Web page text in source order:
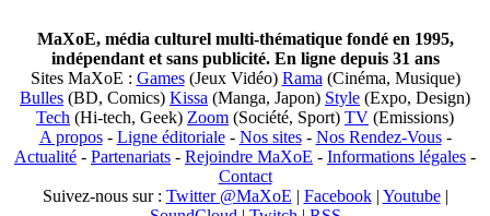
MaXoE, média culturel multi-thématique fondé en 1995,
indépendant et sans publicité. En ligne depuis 31 ans
Sites MaXoE : Games(Jeux Vidéo) Rama (Cinéma, Musique)
Bulles (BD, Comics) Kissa (Manga, Japon) Style (Expo, Design)
Tech (Hi-tech, Geek) Zoom (Société, Sport) TV (Emissions)
A propos- Ligne éditoriale- Nos sites- Nos Rendez-Vous-
Actualité - Partenariats - Rejoindre MaXoE - Informations légales -
Contact
Suivez-nous sur : Twitter @MaXoE | Facebook| Youtube|